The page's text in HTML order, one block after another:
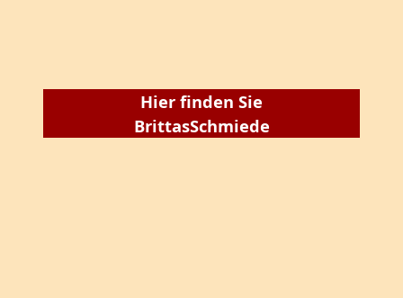
Hier finden Sie
BrittasSchmiede